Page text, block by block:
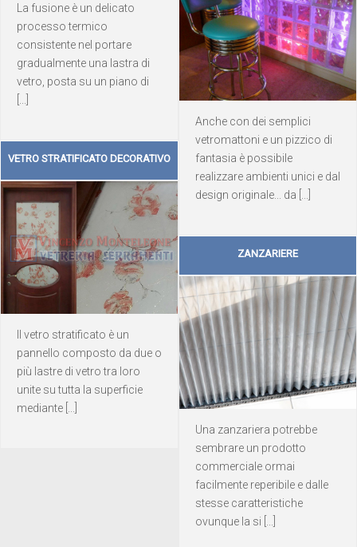
La fusione è un delicato
processo termico
consistente nel portare
gradualmente una lastra di
vetro, posta su un piano di
Anche con dei semplici
vetromattoni e un pizzico di
fantasia è possibile
realizzare ambienti unici e dal
design originale... da [...]
VETRO STRATIFICATO DECORATIVO
Il vetro stratificato è un
pannello composto da due o
più lastre di vetro tra loro
unite su tutta la superficie
mediante [...]
ZANZARIERE
Una zanzariera potrebbe
sembrare un prodotto
commerciale ormai
facilmente reperibile e dalle
stesse caratteristiche
ovunque la si [...]